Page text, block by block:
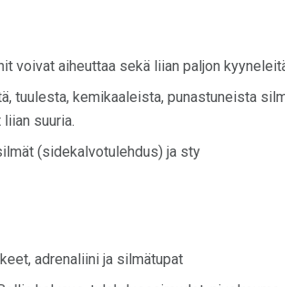
voivat aiheuttaa sekä liian paljon
tuulesta, kemikaaleista, punastuneista
suuria.
(sidekalvotulehdus) ja sty
adrenaliini ja silmätupat